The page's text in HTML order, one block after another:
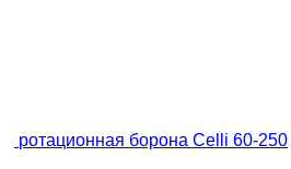
ротационная борона Celli 60-250